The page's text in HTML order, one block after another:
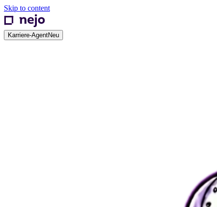
Skip to content
Karriere-AgentNeu